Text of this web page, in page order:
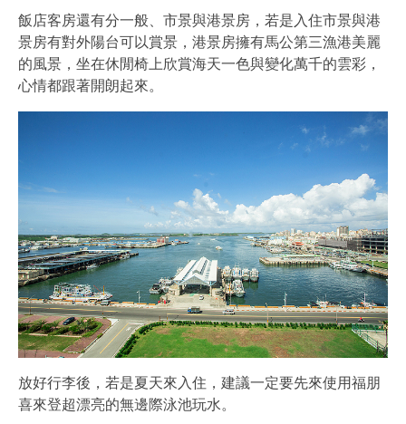
飯店客房還有分一般、市景與港景房，若是入住市景與港
景房有對外陽台可以賞景，港景房擁有馬公第三漁港美麗
的風景，坐在休閒椅上欣賞海天一色與變化萬千的雲彩，
心情都跟著開朗起來。
放好行李後，若是夏天來入住，建議一定要先來使用福朋
喜來登超漂亮的無邊際泳池玩水。